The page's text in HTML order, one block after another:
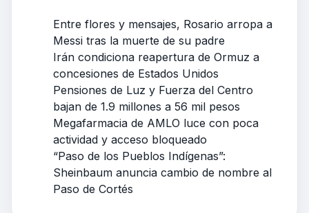
Entre flores y mensajes, Rosario arropa a
Messi tras la muerte de su padre
Irán condiciona reapertura de Ormuz a
concesiones de Estados Unidos
Pensiones de Luz y Fuerza del Centro
bajan de 1.9 millones a 56 mil pesos
Megafarmacia de AMLO luce con poca
actividad y acceso bloqueado
“Paso de los Pueblos Indígenas”:
Sheinbaum anuncia cambio de nombre al
Paso de Cortés